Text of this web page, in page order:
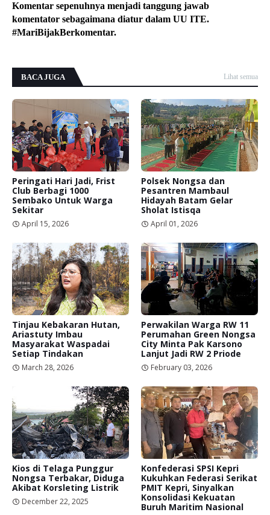
Komentar sepenuhnya menjadi tanggung jawab
komentator sebagaimana diatur dalam UU ITE.
#MariBijakBerkomentar.
BACA JUGA Lihat semua
Peringati Hari Jadi, Frist
Club Berbagi 1000
Sembako Untuk Warga
Sekitar
April 15, 2026
Polsek Nongsa dan
Pesantren Mambaul
Hidayah Batam Gelar
Sholat Istisqa
April 01, 2026
Tinjau Kebakaran Hutan,
Ariastuty Imbau
Masyarakat Waspadai
Setiap Tindakan
March 28, 2026
Perwakilan Warga RW 11
Perumahan Green Nongsa
City Minta Pak Karsono
Lanjut Jadi RW 2 Priode
February 03, 2026
Kios di Telaga Punggur
Nongsa Terbakar, Diduga
Akibat Korsleting Listrik
December 22, 2025
Konfederasi SPSI Kepri
Kukuhkan Federasi Serikat
PMIT Kepri, Sinyalkan
Konsolidasi Kekuatan
Buruh Maritim Nasional